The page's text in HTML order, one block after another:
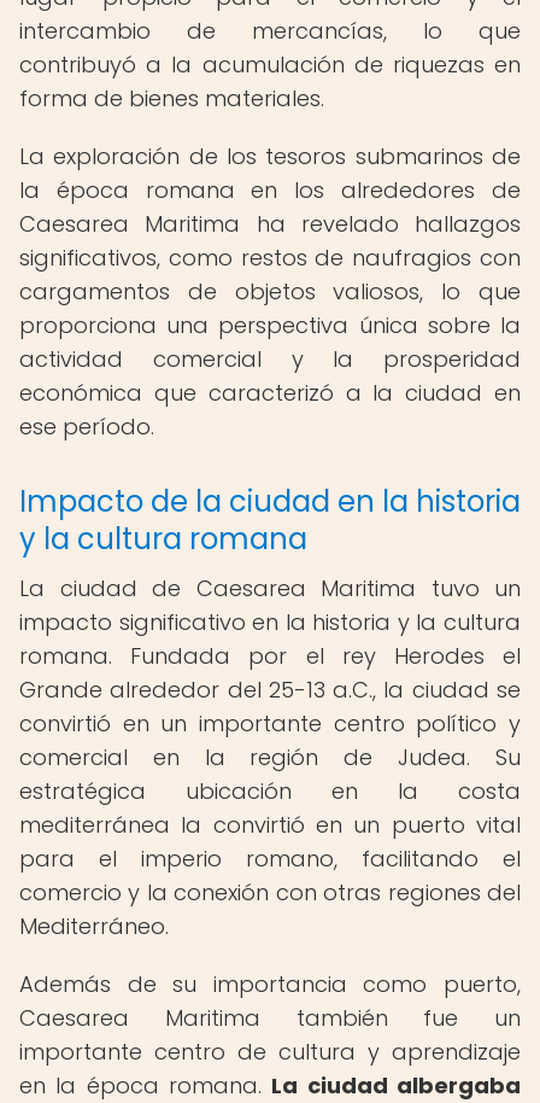
intercambio de mercancías, lo que
contribuyó a la acumulación de riquezas en
forma de bienes materiales.
La exploración de los tesoros submarinos de
la época romana en los alrededores de
Caesarea Maritima ha revelado hallazgos
significativos, como restos de naufragios con
cargamentos de objetos valiosos, lo que
proporciona una perspectiva única sobre la
actividad comercial y la prosperidad
económica que caracterizó a la ciudad en
ese período.
Impacto de la ciudad en la historia
y la cultura romana
La ciudad de Caesarea Maritima tuvo un
impacto significativo en la historia y la cultura
romana. Fundada por el rey Herodes el
Grande alrededor del 25-13 a.C., la ciudad se
convirtió en un importante centro político y
comercial en la región de Judea. Su
estratégica ubicación en la costa
mediterránea la convirtió en un puerto vital
para el imperio romano, facilitando el
comercio y la conexión con otras regiones del
Mediterráneo.
Además de su importancia como puerto,
Caesarea Maritima también fue un
importante centro de cultura y aprendizaje
en la época romana. La ciudad albergaba